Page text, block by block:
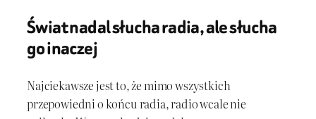
Świat nadal słucha radia, ale słucha
go inaczej
Najciekawsze jest to, że mimo wszystkich
przepowiedni o końcu radia, radio wcale nie